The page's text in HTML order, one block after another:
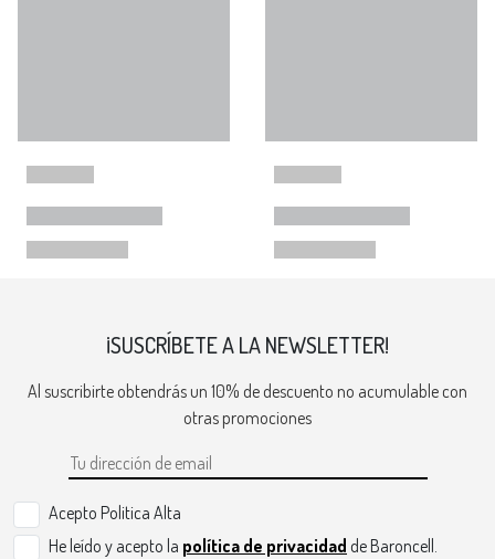
¡SUSCRÍBETE A LA NEWSLETTER!
Al suscribirte obtendrás un 10% de descuento no acumulable con
otras promociones
Acepto Politica Alta
He leído y acepto la política de privacidad de Baroncell.